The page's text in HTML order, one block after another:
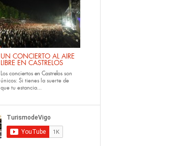
UN CONCIERTO AL AIRE
LIBRE EN CASTRELOS
Los conciertos en Castrelos son
únicos: Si tienes la suerte de
que tu estancia...